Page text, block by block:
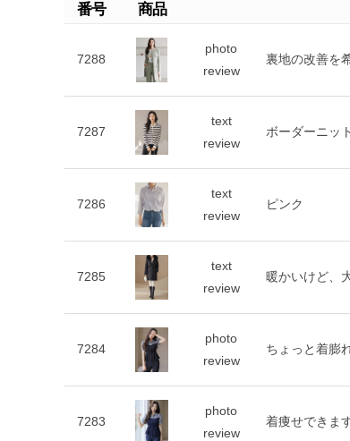
番号 商品
7288
photo
review
裏地の改善を
7287
text
review
ボーダーニッ
7286
text
review
ピンク
7285
text
review
暖かいけど、
7284
photo
review
ちょっと着膨
7283
photo
review
着痩せできま